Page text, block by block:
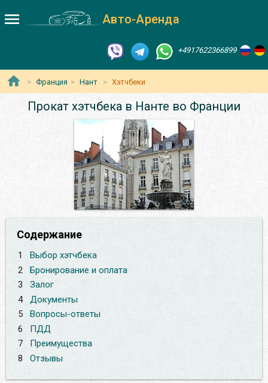
Авто-Аренда
+4917622366899
Франция Нант Хэтчбеки
Прокат хэтчбека в Нанте во Франции
Содержание
1
Выбор хэтчбека
2
Бронирование и оплата
3
Залог
4
Документы
5
Вопросы-ответы
6
ПДД
7
Преимущества
8
Отзывы